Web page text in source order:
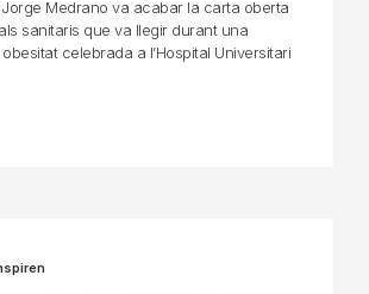
Medrano va acabar la carta oberta
sanitaris que va llegir durant una
celebrada a l’Hospital Universitari